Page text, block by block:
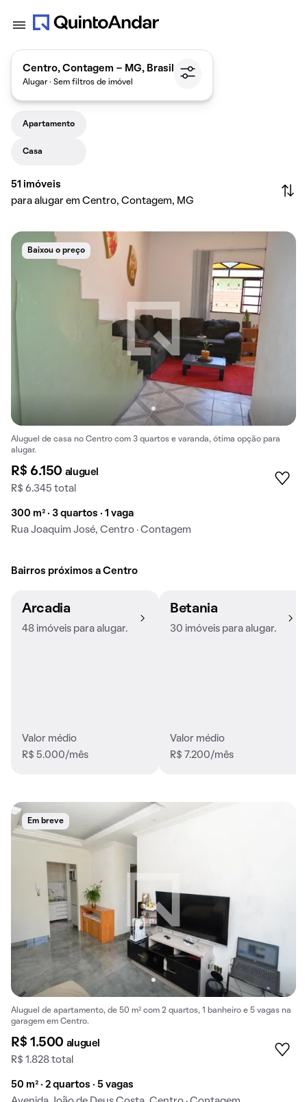
Centro, Contagem - MG, Brasil
Alugar · Sem filtros de imóvel
Apartamento
Casa
51 imóveis
para alugar em Centro, Contagem, MG
Baixou o preço
Aluguel de casa no Centro com 3 quartos e varanda, ótima opção para
alugar.
R$ 6.150 aluguel
R$ 6.345 total
300 m² · 3 quartos · 1 vaga
Rua Joaquim José, Centro · Contagem
Bairros próximos a Centro
Arcadia
48 imóveis para alugar.
Valor médio
R$ 5.000/mês
Betania
30 imóveis para alugar.
Valor médio
R$ 7.200/mês
Em breve
Aluguel de apartamento, de 50 m² com 2 quartos, 1 banheiro e 5 vagas na
garagem em Centro.
R$ 1.500 aluguel
R$ 1.828 total
50 m² · 2 quartos · 5 vagas